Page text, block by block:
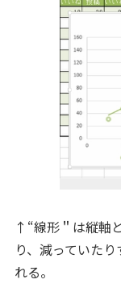
↑“線形＂は縦軸
り、減っていた
れる。